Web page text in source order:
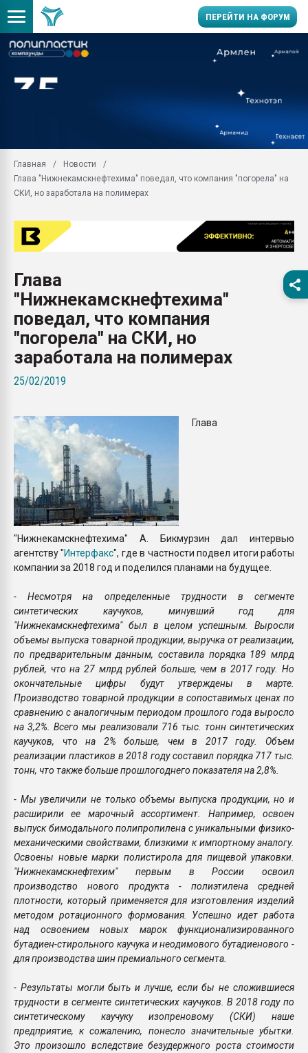
ПЕРЕЙТИ НА ФОРУМ
Вакуум-формовочные
ближайшее
28.07.2026
Всё, что касается
бутылок
вакуумного
Продам отходы
поликарбоната и АБС-
Главная
Новости
Глава "Нижнекамскнефтехима" поведал, что компания "погорела" на
СКИ, но заработала на полимерах
Глава
"Нижнекамскнефтехима"
поведал, что компания
"погорела" на СКИ, но
заработала на полимерах
25/02/2019
Глава
"Нижнекамскнефтехима" А. Бикмурзин дал интервью
агентству "Интерфакс", где в частности подвел итоги работы
компании за 2018 год и поделился планами на будущее.
- Несмотря на определенные трудности в сегменте
синтетических каучуков, минувший год для
"Нижнекамскнефтехима" был в целом успешным. Выросли
объемы выпуска товарной продукции, выручка от реализации,
по предварительным данным, составила порядка 189 млрд
рублей, что на 27 млрд рублей больше, чем в 2017 году. Но
окончательные цифры будут утверждены в марте.
Производство товарной продукции в сопоставимых ценах по
сравнению с аналогичным периодом прошлого года выросло
на 3,2%. Всего мы реализовали 716 тыс. тонн синтетических
каучуков, что на 2% больше, чем в 2017 году. Объем
реализации пластиков в 2018 году составил порядка 717 тыс.
тонн, что также больше прошлогоднего показателя на 2,8%.
- Мы увеличили не только объемы выпуска продукции, но и
расширили ее марочный ассортимент. Например, освоен
выпуск бимодального полипропилена с уникальными физико-
механическими свойствами, близкими к импортному аналогу.
Освоены новые марки полистирола для пищевой упаковки.
"Нижнекамскнефтехим" первым в России освоил
производство нового продукта - полиэтилена средней
плотности, который применяется для изготовления изделий
методом ротационного формования. Успешно идет работа
над освоением новых марок функционализированного
бутадиен-стирольного каучука и неодимового бутадиенового -
для производства шин премиального сегмента.
- Результаты могли быть и лучше, если бы не сложившиеся
трудности в сегменте синтетических каучуков. В 2018 году по
синтетическому каучуку изопреновому (СКИ) наше
предприятие, к сожалению, понесло значительные убытки.
Это произошло вследствие безудержного роста стоимости